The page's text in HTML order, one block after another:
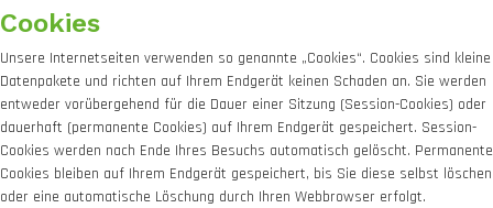
Cookies
Unsere Internetseiten verwenden so genannte „Cookies“. Cookies sind kleine
Datenpakete und richten auf Ihrem Endgerät keinen Schaden an. Sie werden
entweder vorübergehend für die Dauer einer Sitzung (Session-Cookies) oder
dauerhaft (permanente Cookies) auf Ihrem Endgerät gespeichert. Session-
Cookies werden nach Ende Ihres Besuchs automatisch gelöscht. Permanente
Cookies bleiben auf Ihrem Endgerät gespeichert, bis Sie diese selbst löschen
oder eine automatische Löschung durch Ihren Webbrowser erfolgt.